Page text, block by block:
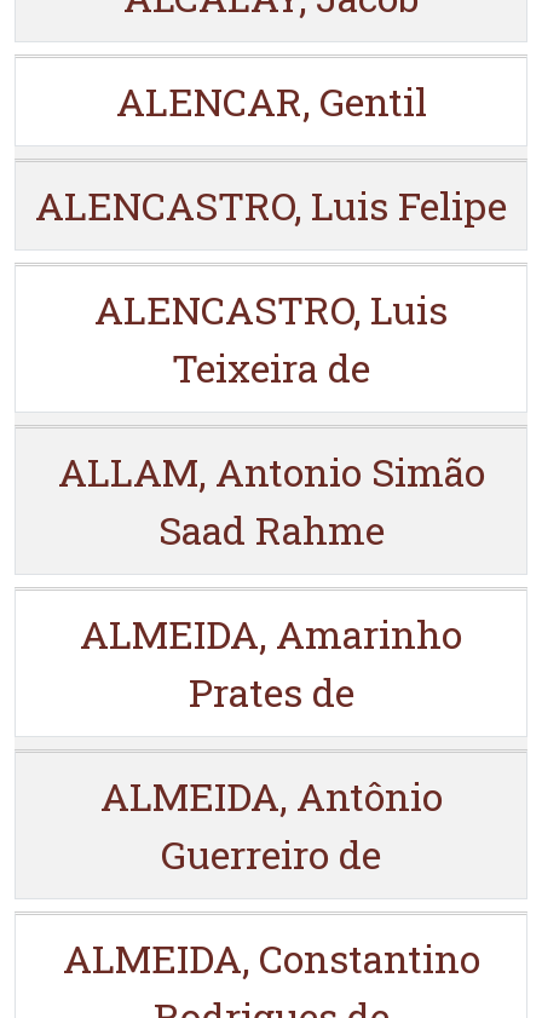
ALENCAR, Gentil
ALENCASTRO, Luis Felipe
ALENCASTRO, Luis
Teixeira de
ALLAM, Antonio Simão
Saad Rahme
ALMEIDA, Amarinho
Prates de
ALMEIDA, Antônio
Guerreiro de
ALMEIDA, Constantino